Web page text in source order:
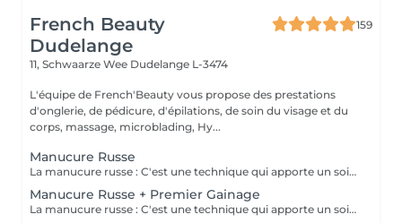
French Beauty
Dudelange
159
11, Schwaarze Wee Dudelange L-3474
L'équipe de French'Beauty vous propose des prestations
d'onglerie, de pédicure, d'épilations, de soin du visage et du
corps, massage, microblading, Hy...
Manucure Russe
La manucure russe : C'est une technique qui apporte un soin complet de l'ongle naturel et des cuticules. Grâce à la manucure russe l'ongle est entièrement nettoyé des peaux et cuticules collés, ce qui apporte un rendu net et durable.
Manucure Russe + Premier Gainage
La manucure russe : C'est une technique qui apporte un soin complet de l'ongle naturel et des cuticules. Grâce à la manucure russe le semi permanent est posé sous la cuticule ce qui permet une repousse invisible de 7 à 12 jours. Cette prestation comprend la manucure russe complète ainsi que la pose renforcée au semi permanent (aucune dépose ne sera faite)